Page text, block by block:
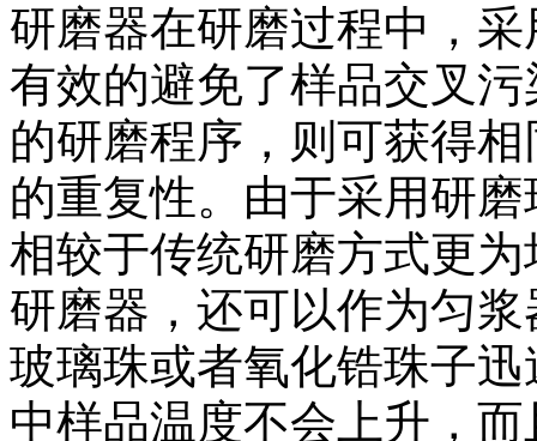
研磨器在研磨过程中，
有效的避免了样品交叉
的研磨程序，则可获得
的重复性。由于采用研
相较于传统研磨方式更
研磨器，还可以作为匀
玻璃珠或者氧化锆珠子
中样品温度不会上升，